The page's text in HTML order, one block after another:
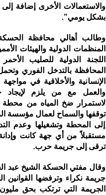
والاستعمالات الأخرى إضافة
بشكل يومي”.
وطالب أهالي محافظة
المنظمات الدولية والهيئات
اللجنة الدولية للصليب
المحافظة بالتدخل الفوري
الإنسانية والأخلاقية في
والعمل مع من يلزم لإيجاد
لاستمرار ضخ المياه من
توقفها والسماح لعمال مؤسسة
إلى المحطة وتشغيلها وعدم
مستقبلاً من أي جهة كانت وإدانة
ترقى إلى جريمة حرب.
وقال مفتي الحسكة الشيخ عبد
جريمة نكراء وترفضها
الجريمة التي ترتكب بحق